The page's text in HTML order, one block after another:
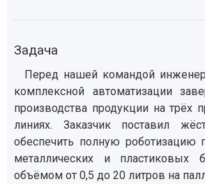
Задача
Перед нашей командой
комплексной автоматизации
производства продукции на трёх
линиях. Заказчик поставил
обеспечить полную роботизацию
металлических и пластиковых
объёмом от 0,5 до 20 литров на